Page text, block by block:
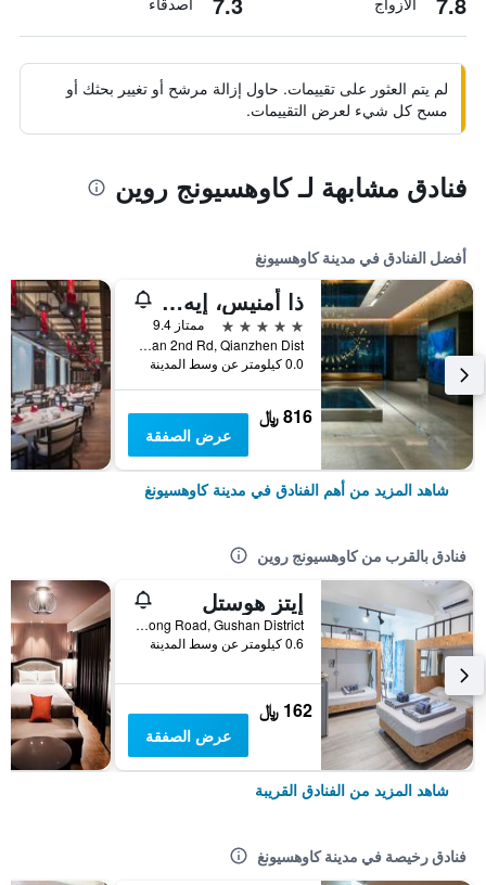
لم يتم العثور على تقييمات. حاول إزالة مرشح أو تغيير بحثك أو
مسح كل شيء لعرض التقييمات.
فنادق مشابهة لـ كاوهسيونج روين
أفضل الفنادق في مدينة كاوهسيونغ
ذا أمنيس، إيه لاكشري كوليكشن هوتل، كاوهسيونج
5 نجوم
ممتاز 9.4
No.199, Zhongshan 2nd Rd, Qianzhen Dist., مدينة كاوهسيونغ, تايوان
0.0 كيلومتر عن وسط المدينة
816 ﷼
عرض الصفقة
شاهد المزيد من أهم الفنادق في مدينة كاوهسيونغ
فنادق بالقرب من كاوهسيونج روين
إيتز هوستل
No.49, Huarong Road, Gushan District, مدينة كاوهسيونغ, تايوان
0.6 كيلومتر عن وسط المدينة
162 ﷼
عرض الصفقة
شاهد المزيد من الفنادق القريبة
فنادق رخيصة في مدينة كاوهسيونغ